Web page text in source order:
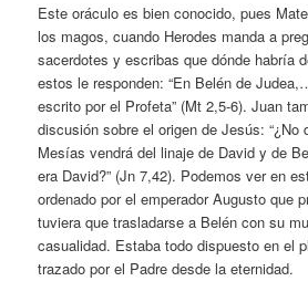
Este oráculo es bien conocido, pues
los magos, cuando Herodes manda a
sacerdotes y escribas que dónde habría
estos le responden: “En Belén de
escrito por el Profeta” (Mt 2,5-6). Juan
discusión sobre el origen de Jesús: “¿No
Mesías vendrá del linaje de David y de
era David?” (Jn 7,42). Podemos ver en
ordenado por el emperador Augusto que
tuviera que trasladarse a Belén con su
casualidad. Estaba todo dispuesto en el
trazado por el Padre desde la eternidad.